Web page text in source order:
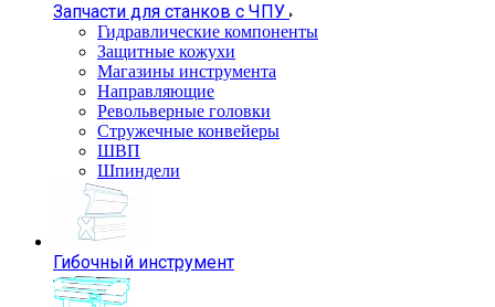
Запчасти для станков с ЧПУ
Гидравлические компоненты
Защитные кожухи
Магазины инструмента
Направляющие
Револьверные головки
Стружечные конвейеры
ШВП
Шпиндели
Гибочный инструмент